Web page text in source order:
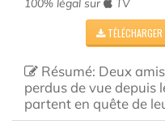
100% légal sur
TV
TÉLÉCHARGER
Résumé: Deux
perdus de vue depuis
partent en quête de